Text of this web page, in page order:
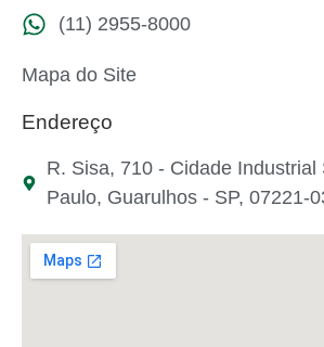
(11) 2955-8000
Mapa do Site
Endereço
R. Sisa, 710 - Cidade Industrial
Paulo, Guarulhos - SP, 07221-